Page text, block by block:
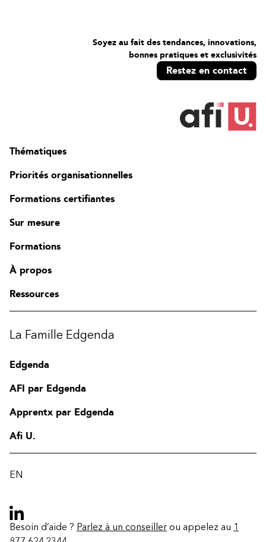
Soyez au fait des tendances, innovations,
bonnes pratiques et exclusivités
Restez en contact
Thématiques
Priorités organisationnelles
Formations certifiantes
Sur mesure
Formations
À propos
Ressources
La Famille Edgenda
Edgenda
AFI par Edgenda
Apprentx par Edgenda
Afi U.
EN
Besoin d’aide ? Parlez à un conseiller ou appelez au 1